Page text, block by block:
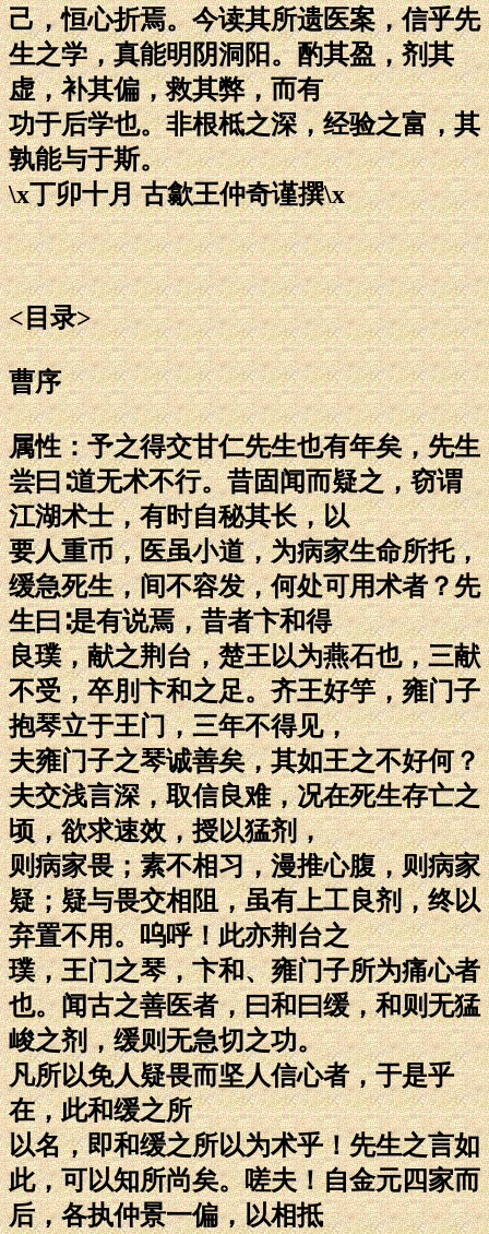
己，恒心折焉。今读其所遗医案，信乎先
生之学，真能明阴洞阳。酌其盈，剂其
虚，补其偏，救其弊，而有
功于后学也。非根柢之深，经验之富，其
孰能与于斯。
\x丁卯十月 古歙王仲奇谨撰\x
<目录>
曹序
属性：予之得交甘仁先生也有年矣，先生
尝曰∶道无术不行。昔固闻而疑之，窃谓
江湖术士，有时自秘其长，以
要人重币，医虽小道，为病家生命所托，
缓急死生，间不容发，何处可用术者？先
生曰∶是有说焉，昔者卞和得
良璞，献之荆台，楚王以为燕石也，三献
不受，卒刖卞和之足。齐王好竽，雍门子
抱琴立于王门，三年不得见，
夫雍门子之琴诚善矣，其如王之不好何？
夫交浅言深，取信良难，况在死生存亡之
顷，欲求速效，授以猛剂，
则病家畏；素不相习，漫推心腹，则病家
疑；疑与畏交相阻，虽有上工良剂，终以
弃置不用。呜呼！此亦荆台之
璞，王门之琴，卞和、雍门子所为痛心者
也。闻古之善医者，曰和曰缓，和则无猛
峻之剂，缓则无急切之功。
凡所以免人疑畏而坚人信心者，于是乎
在，此和缓之所
以名，即和缓之所以为术乎！先生之言如
此，可以知所尚矣。嗟夫！自金元四家而
后，各执仲景一偏，以相抵